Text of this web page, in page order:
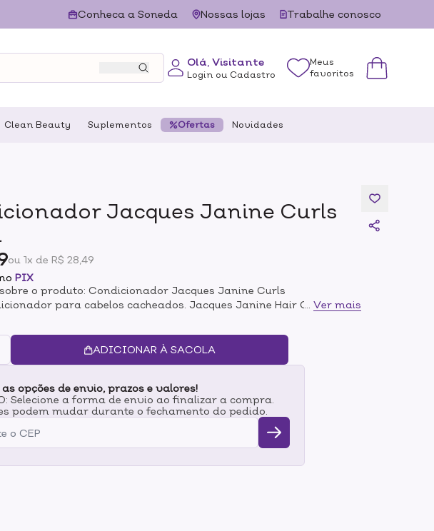
Conheca a Soneda Nossas lojas Trabalhe conosco
Olá, Visitante
Login ou Cadastro
Meus
favoritos
Clean Beauty Suplementos Ofertas Novidades
Jacques Janine Curls
ou 1x de R$ 28,49
PIX
o produto: Condicionador Jacques Janine Curls
para cabelos cacheados. Jacques Janine Hair Care
Hair Care Curls traz na fórmula Extrato de Chia e Óleo de
ajudam na hidratação e disciplinam as madeixas. Ideal para uma
tratamento do cabelo. Modo de uso:Passe o condicionador sobre
suavemente em movimentos de cima para baixo. Deixe agir de 3
e enxágue.
Ver mais
ADICIONAR À SACOLA
opções de envio, prazos e valores!
Selecione a forma de envio ao finalizar a compra.
podem mudar durante o fechamento do pedido.